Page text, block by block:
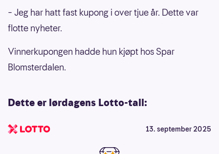
– Jeg har hatt fast kupong i over tjue år. Dette var
flotte nyheter.
Vinnerkupongen hadde hun kjøpt hos Spar
Blomsterdalen.
Dette er lørdagens Lotto-tall:
13. september 2025